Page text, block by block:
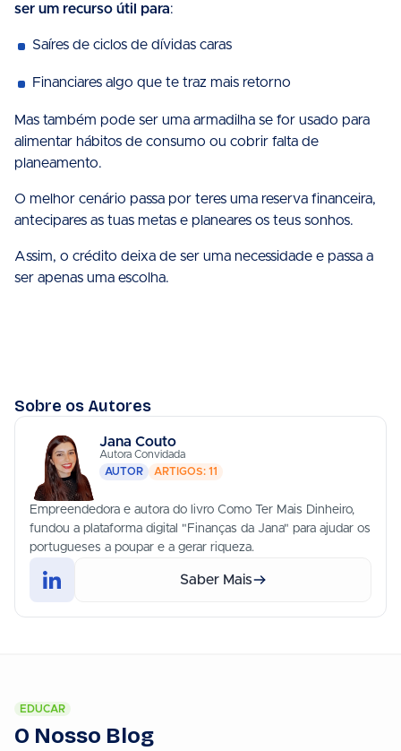
ser um recurso útil para:
Saíres de ciclos de dívidas caras
Financiares algo que te traz mais retorno
Mas também pode ser uma armadilha se for usado para
alimentar hábitos de consumo ou cobrir falta de
planeamento.
O melhor cenário passa por teres uma reserva financeira,
antecipares as tuas metas e planeares os teus sonhos.
Assim, o crédito deixa de ser uma necessidade e passa a
ser apenas uma escolha.
Sobre os Autores
Jana Couto
Autora Convidada
AUTOR
ARTIGOS: 11
Empreendedora e autora do livro Como Ter Mais Dinheiro,
fundou a plataforma digital "Finanças da Jana" para ajudar os
portugueses a poupar e a gerar riqueza.
Saber Mais
EDUCAR
O Nosso Blog